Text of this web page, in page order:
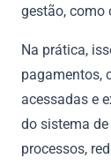
gestão, como
Na prática,
pagamentos,
acessadas e
do sistema
processos,